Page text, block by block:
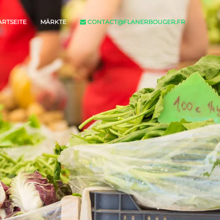
MÄRKTE CONTACT@FLANERBOUGER.FR